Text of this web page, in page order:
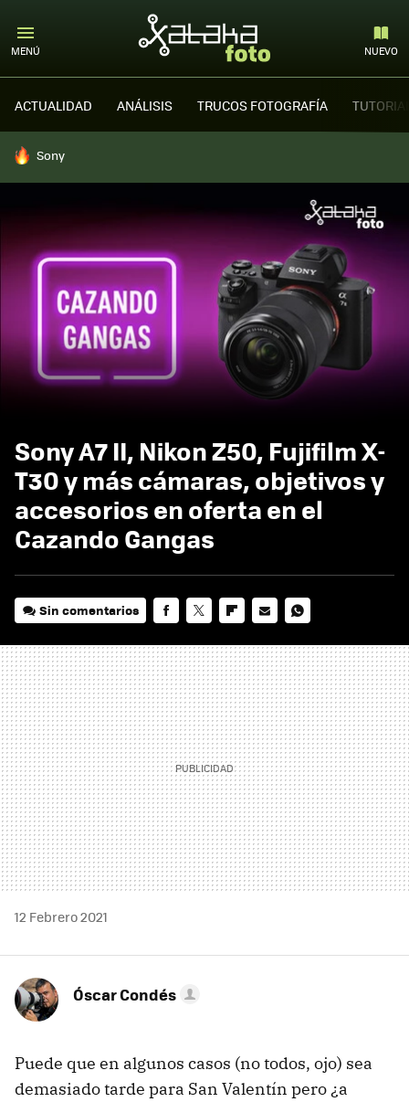
MENÚ NUEVO
ACTUALIDAD ANÁLISIS TRUCOS FOTOGRAFÍA
HOY SE HABLA DE
Sony
Sony A7 II, Nikon Z50, Fujifilm X-
T30 y más cámaras, objetivos y
accesorios en oferta en el
Cazando Gangas
Sin comentarios
MAIL
12 Febrero 2021
Óscar Condés
Puede que en algunos casos (no todos, ojo) sea
demasiado tarde para San Valentín pero ¿a